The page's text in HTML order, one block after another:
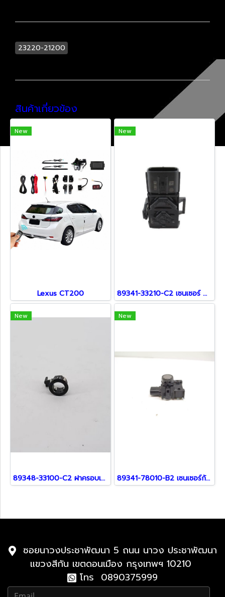
23220-21200
สินค้าเกี่ยวข้อง
New
Lexus CT200
New
89341-33210-C2 เซนเซอร์ สำหรับ Lexus
New
89348-33100-C2 ฝาครอบเซ็นเซอร์ สำหรับ Lexus
New
89341-78010-B2 เซนเซอร์กันชน สำหรับรถ Lexus
ซอยนาวงประชาพัฒนา 5 ถนน นาวง ประชาพัฒนา
แขวงสีกัน เขตดอนเมือง กรุงเทพฯ 10210
โทร 0890375999